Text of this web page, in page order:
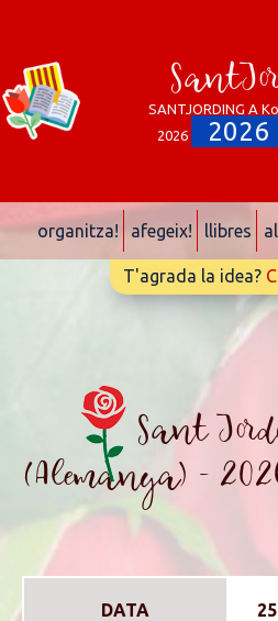
SANTJORDING A
2026
2026
organitza! afegeix! llibres
T'agrada la idea?
Sant
(Alemanya) -
DATA